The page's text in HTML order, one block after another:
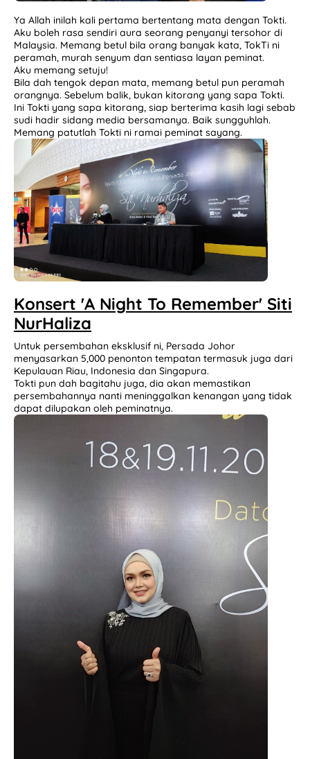
Ya Allah inilah kali pertama bertentang mata dengan Tokti.
Aku boleh rasa sendiri aura seorang penyanyi tersohor di
Malaysia. Memang betul bila orang banyak kata, TokTi ni
peramah, murah senyum dan sentiasa layan peminat.
Aku memang setuju!
Bila dah tengok depan mata, memang betul pun peramah
orangnya. Sebelum balik, bukan kitorang yang sapa Tokti.
Ini Tokti yang sapa kitorang, siap berterima kasih lagi sebab
sudi hadir sidang media bersamanya. Baik sungguhlah.
Memang patutlah Tokti ni ramai peminat sayang.
Konsert 'A Night To Remember' Siti
NurHaliza
Untuk persembahan eksklusif ni, Persada Johor
menyasarkan 5,000 penonton tempatan termasuk juga dari
Kepulauan Riau, Indonesia dan Singapura.
Tokti pun dah bagitahu juga, dia akan memastikan
persembahannya nanti meninggalkan kenangan yang tidak
dapat dilupakan oleh peminatnya.